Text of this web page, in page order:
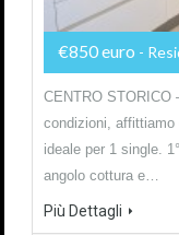
€850 euro -
CENTRO STORICO
condizioni, affittiamo
ideale per 1 single.
angolo cottura e…
Più Dettagli